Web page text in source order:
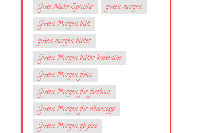
Gute Nacht Sprüche
guten morgen
Guten Morgen bild
guten morgen bilder
Guten Morgen bilder kostenlos
Guten Morgen fotos
Guten Morgen für facebook
Guten Morgen für whatsapp
Guten Morgen gb pics